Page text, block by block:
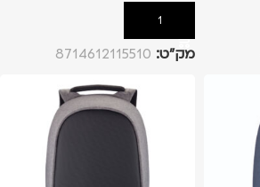
הוספה לסל
מק”ט: 8714612115510